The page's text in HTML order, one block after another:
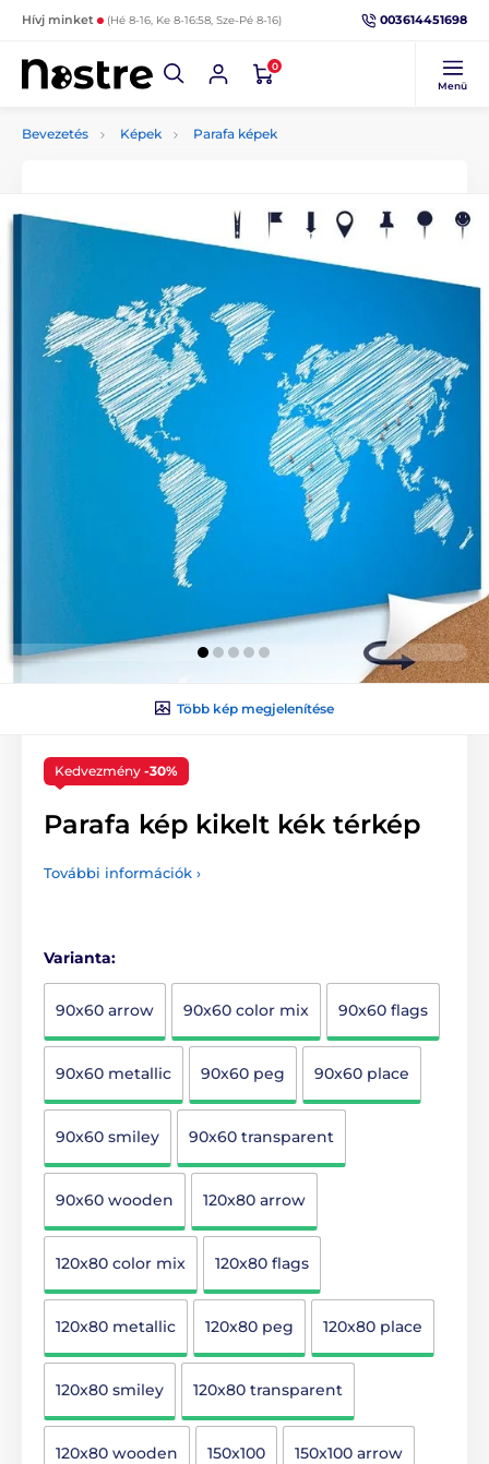
Hívj minket (Hé 8-16, Ke 8-16:58, Sze-Pé 8-16) 003614451698
0
Menü
Bevezetés Képek Parafa képek
Több kép megjelenítése
Kedvezmény -30%
Parafa kép kikelt kék térkép
További információk ›
Varianta:
90x60 arrow 90x60 color mix 90x60 flags
90x60 metallic 90x60 peg 90x60 place
90x60 smiley 90x60 transparent
90x60 wooden 120x80 arrow
120x80 color mix 120x80 flags
120x80 metallic 120x80 peg 120x80 place
120x80 smiley 120x80 transparent
120x80 wooden 150x100 150x100 arrow